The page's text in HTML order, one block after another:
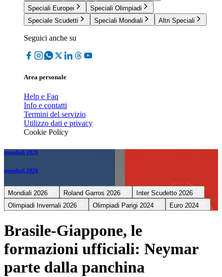
Speciali Europei
Speciali Olimpiadi
Speciale Scudetti
Speciali Mondiali Altri Speciali
Seguici anche su
Area personale
Help e Faq
Info e contatti
Termini del servizio
Utilizzo dati e privacy
Cookie Policy
mondiali 2026
mondiali 2026
Mondiali 2026 Roland Garros 2026
Inter Scudetto 2026
Olimpiadi Invernali 2026
Olimpiadi Parigi 2024 Euro 2024
Brasile-Giappone, le
formazioni ufficiali: Neymar
parte dalla panchina